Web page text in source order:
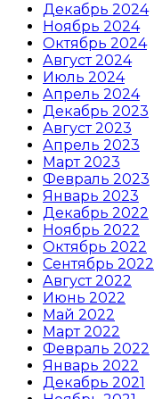
Декабрь 2024
Ноябрь 2024
Октябрь 2024
Август 2024
Июль 2024
Апрель 2024
Декабрь 2023
Август 2023
Апрель 2023
Март 2023
Февраль 2023
Январь 2023
Декабрь 2022
Ноябрь 2022
Октябрь 2022
Сентябрь 2022
Август 2022
Июнь 2022
Май 2022
Март 2022
Февраль 2022
Январь 2022
Декабрь 2021